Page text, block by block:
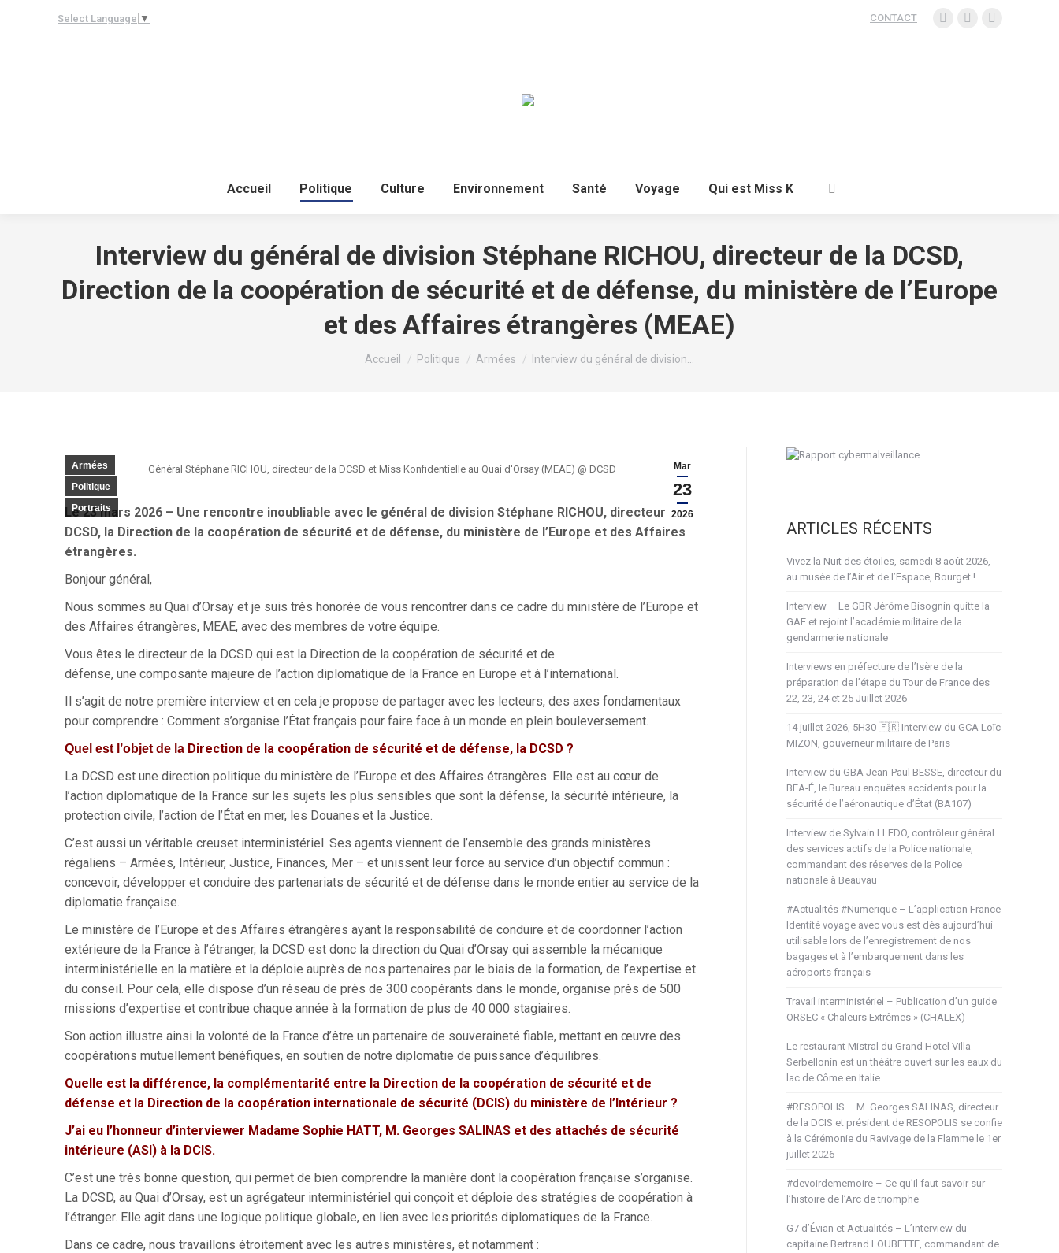
Select Language ▼ CONTACT
Accueil Politique Culture Environnement Santé Voyage Qui est Miss K
Interview du général de division Stéphane RICHOU, directeur de la DCSD,
Direction de la coopération de sécurité et de défense, du ministère de l’Europe
et des Affaires étrangères (MEAE)
Vous êtes ici :
Accueil Politique Armées Interview du général de division…
Mar
23
2026
Armées
Politique
Portraits
Général Stéphane RICHOU, directeur de la DCSD et Miss Konfidentielle au Quai d'Orsay (MEAE) @ DCSD
Le 23 mars 2026 – Une rencontre inoubliable avec le général de division Stéphane RICHOU, directeur de la
DCSD, la Direction de la coopération de sécurité et de défense, du ministère de l’Europe et des Affaires
étrangères.
Bonjour général,
Nous sommes au Quai d’Orsay et je suis très honorée de vous rencontrer dans ce cadre du ministère de l’Europe et
des Affaires étrangères, MEAE, avec des membres de votre équipe.
Vous êtes le directeur de la DCSD qui est la Direction de la coopération de sécurité et de
défense, une composante majeure de l’action diplomatique de la France en Europe et à l’international.
Il s’agit de notre première interview et en cela je propose de partager avec les lecteurs, des axes fondamentaux
pour comprendre : Comment s’organise l’État français pour faire face à un monde en plein bouleversement.
Quel est l’objet de la Direction de la coopération de sécurité et de défense, la DCSD ?
La DCSD est une direction politique du ministère de l’Europe et des Affaires étrangères. Elle est au cœur de
l’action diplomatique de la France sur les sujets les plus sensibles que sont la défense, la sécurité intérieure, la
protection civile, l’action de l’État en mer, les Douanes et la Justice.
C’est aussi un véritable creuset interministériel. Ses agents viennent de l’ensemble des grands ministères
régaliens – Armées, Intérieur, Justice, Finances, Mer – et unissent leur force au service d’un objectif commun :
concevoir, développer et conduire des partenariats de sécurité et de défense dans le monde entier au service de la
diplomatie française.
Le ministère de l’Europe et des Affaires étrangères ayant la responsabilité de conduire et de coordonner l’action
extérieure de la France à l’étranger, la DCSD est donc la direction du Quai d’Orsay qui assemble la mécanique
interministérielle en la matière et la déploie auprès de nos partenaires par le biais de la formation, de l’expertise et
du conseil. Pour cela, elle dispose d’un réseau de près de 300 coopérants dans le monde, organise près de 500
missions d’expertise et contribue chaque année à la formation de plus de 40 000 stagiaires.
Son action illustre ainsi la volonté de la France d’être un partenaire de souveraineté fiable, mettant en œuvre des
coopérations mutuellement bénéfiques, en soutien de notre diplomatie de puissance d’équilibres.
Quelle est la différence, la complémentarité entre la Direction de la coopération de sécurité et de
défense et la Direction de la coopération internationale de sécurité (DCIS) du ministère de l’Intérieur ?
J’ai eu l’honneur d’interviewer Madame Sophie HATT, M. Georges SALINAS et des attachés de sécurité
intérieure (ASI) à la DCIS.
C’est une très bonne question, qui permet de bien comprendre la manière dont la coopération française s’organise.
La DCSD, au Quai d’Orsay, est un agrégateur interministériel qui conçoit et déploie des stratégies de coopération à
l’étranger. Elle agit dans une logique politique globale, en lien avec les priorités diplomatiques de la France.
Dans ce cadre, nous travaillons étroitement avec les autres ministères, et notamment :
ARTICLES RÉCENTS
Vivez la Nuit des étoiles, samedi 8 août 2026,
au musée de l’Air et de l’Espace, Bourget !
Interview – Le GBR Jérôme Bisognin quitte la
GAE et rejoint l’académie militaire de la
gendarmerie nationale
Interviews en préfecture de l’Isère de la
préparation de l’étape du Tour de France des
22, 23, 24 et 25 Juillet 2026
14 juillet 2026, 5H30 🇫🇷 Interview du GCA Loïc
MIZON, gouverneur militaire de Paris
Interview du GBA Jean-Paul BESSE, directeur du
BEA-É, le Bureau enquêtes accidents pour la
sécurité de l’aéronautique d’État (BA107)
Interview de Sylvain LLEDO, contrôleur général
des services actifs de la Police nationale,
commandant des réserves de la Police
nationale à Beauvau
#Actualités #Numerique – L’application France
Identité voyage avec vous est dès aujourd’hui
utilisable lors de l’enregistrement de nos
bagages et à l’embarquement dans les
aéroports français
Travail interministériel – Publication d’un guide
ORSEC « Chaleurs Extrêmes » (CHALEX)
Le restaurant Mistral du Grand Hotel Villa
Serbellonin est un théâtre ouvert sur les eaux du
lac de Côme en Italie
#RESOPOLIS – M. Georges SALINAS, directeur
de la DCIS et président de RESOPOLIS se confie
à la Cérémonie du Ravivage de la Flamme le 1er
juillet 2026
#devoirdememoire – Ce qu’il faut savoir sur
l’histoire de l’Arc de triomphe
G7 d’Évian et Actualités – L’interview du
capitaine Bertrand LOUBETTE, commandant de
Qui est Miss K